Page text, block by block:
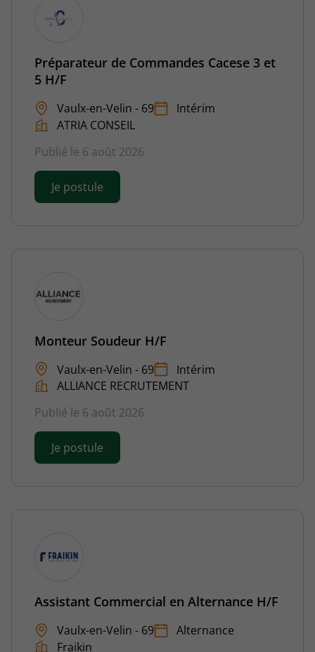
Préparateur de Commandes Cacese 3 et
5 H/F
Vaulx-en-Velin - 69
Intérim
ATRIA CONSEIL
Publié le 6 août 2026
Je postule
Monteur Soudeur H/F
Vaulx-en-Velin - 69
Intérim
ALLIANCE RECRUTEMENT
Publié le 6 août 2026
Je postule
Assistant Commercial en Alternance H/F
Vaulx-en-Velin - 69
Alternance
Fraikin